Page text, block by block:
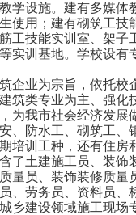
学设施。建有多媒体
使用；建有砌筑工技
工技能实训室、架子
实训基地。学校设有
企业为宗旨，依托校
筑类专业为主、强化
为我市社会经济发展
、防水工、砌筑工、
培训工种，还有住房
了土建施工员、装饰
量员、装饰装修质量
、劳务员、资料员、
乡建设领域施工现场